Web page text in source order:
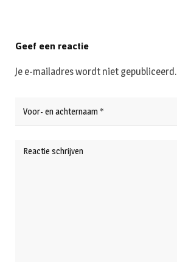
Geef een reactie
Je e-mailadres wordt niet gepubliceerd.